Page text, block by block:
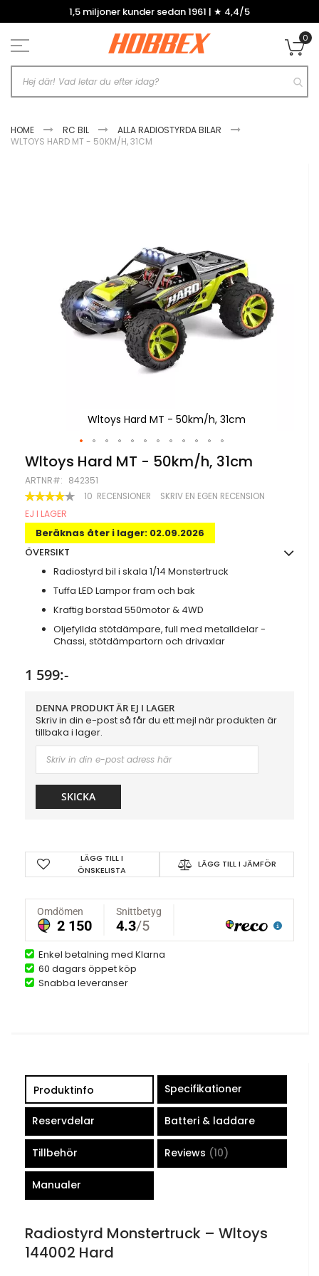
Hoppa
1,5 miljoner kunder sedan 1961 | ★ 4,4/5
0
HOME RC BIL
ALLA RADIOSTYRDA BILAR
WLTOYS HARD MT - 50KM/H, 31CM
Wltoys Hard MT - 50km/h, 31cm
Hoppa
till
början
av
bildgalleriet
Wltoys Hard MT - 50km/h, 31cm
ARTNR 842351
BETYG:
78 100
10 RECENSIONER SKRIV EN EGEN RECENSION
EJ I LAGER
Beräknas åter i lager: 02.09.2026
ÖVERSIKT
Radiostyrd bil i skala 1/14 Monstertruck
Tuffa LED Lampor fram och bak
Kraftig borstad 550motor & 4WD
Oljefyllda stötdämpare, full med metalldelar -
Chassi, stötdämpartorn och drivaxlar
1 599:-
DENNA PRODUKT ÄR EJ I LAGER
Skriv in din e-post så får du ett mejl när produkten är
tillbaka i lager.
SKICKA
LÄGG TILL I
ÖNSKELISTA
LÄGG TILL I JÄMFÖR
Enkel betalning med Klarna
60 dagars öppet köp
Snabba leveranser
Produktinfo
Radiostyrd Monstertruck – Wltoys
144002 Hard
Specifikationer
Reservdelar Batteri & laddare
Tillbehör Reviews 10
Manualer